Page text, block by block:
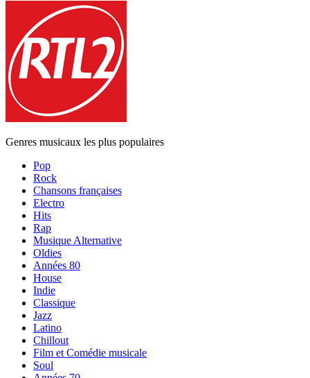
Genres musicaux les plus populaires
Pop
Rock
Chansons françaises
Electro
Hits
Rap
Musique Alternative
Oldies
Années 80
House
Indie
Classique
Jazz
Latino
Chillout
Film et Comédie musicale
Soul